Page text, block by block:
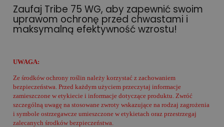
Zaufaj Tribe 75 WG, aby zapewnić swoim
uprawom ochronę przed chwastami i
maksymalną efektywność wzrostu!
UWAGA:
Ze środków ochrony roślin należy korzystać z zachowaniem
bezpieczeństwa. Przed każdym użyciem przeczytaj informacje
zamieszczone w etykiecie i informacje dotyczące produktu. Zwróć
szczególną uwagę na stosowane zwroty wskazujące na rodzaj zagrożenia
i symbole ostrzegawcze umieszczone w etykietach oraz przestrzegaj
zalecanych środków bezpieczeństwa.